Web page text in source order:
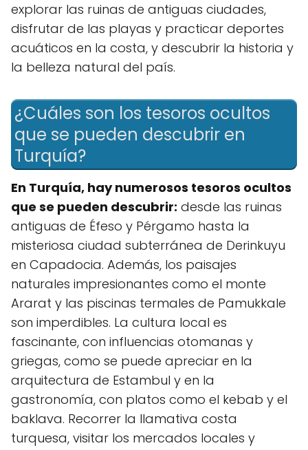
explorar las ruinas de antiguas ciudades,
disfrutar de las playas y practicar deportes
acuáticos en la costa, y descubrir la historia y
la belleza natural del país.
¿Cuáles son los tesoros ocultos
que se pueden descubrir en
Turquía?
En Turquía, hay numerosos tesoros ocultos
que se pueden descubrir: desde las ruinas
antiguas de Éfeso y Pérgamo hasta la
misteriosa ciudad subterránea de Derinkuyu
en Capadocia. Además, los paisajes
naturales impresionantes como el monte
Ararat y las piscinas termales de Pamukkale
son imperdibles. La cultura local es
fascinante, con influencias otomanas y
griegas, como se puede apreciar en la
arquitectura de Estambul y en la
gastronomía, con platos como el kebab y el
baklava. Recorrer la llamativa costa
turquesa, visitar los mercados locales y